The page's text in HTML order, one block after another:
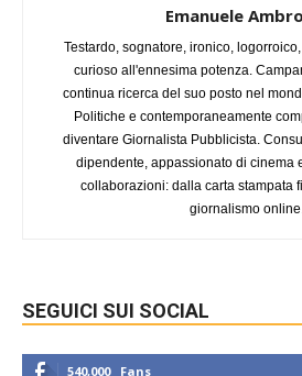
Emanuele
Testardo, sognatore, ironico,
curioso all'ennesima potenza.
continua ricerca del suo posto nel
Politiche e contemporaneamente
diventare Giornalista Pubblicista.
dipendente, appassionato di cinema
collaborazioni: dalla carta stampata
giornalismo
SEGUICI SUI SOCIAL
540,000 Fans